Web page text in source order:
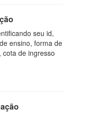
seu id,
ensino, forma de
de ingresso